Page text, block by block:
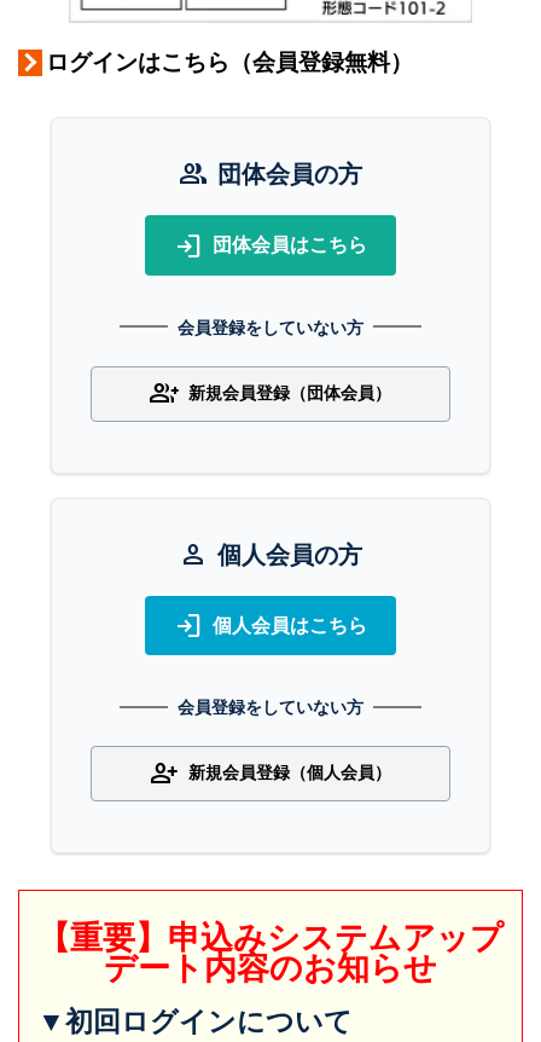
ログインはこちら（会員登録無料）
group 団体会員の方
login 団体会員はこちら
会員登録をしていない方
group_add 新規会員登録（団体会員）
person 個人会員の方
login 個人会員はこちら
会員登録をしていない方
person_add 新規会員登録（個人会員）
【重要】申込みシステムアップ
デート内容のお知らせ
▼初回ログインについて